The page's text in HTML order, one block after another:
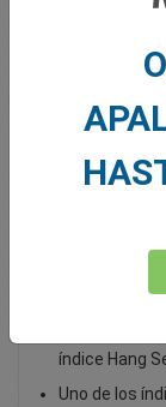
Total Premium
Opera con el
índice Hang
Uno de los